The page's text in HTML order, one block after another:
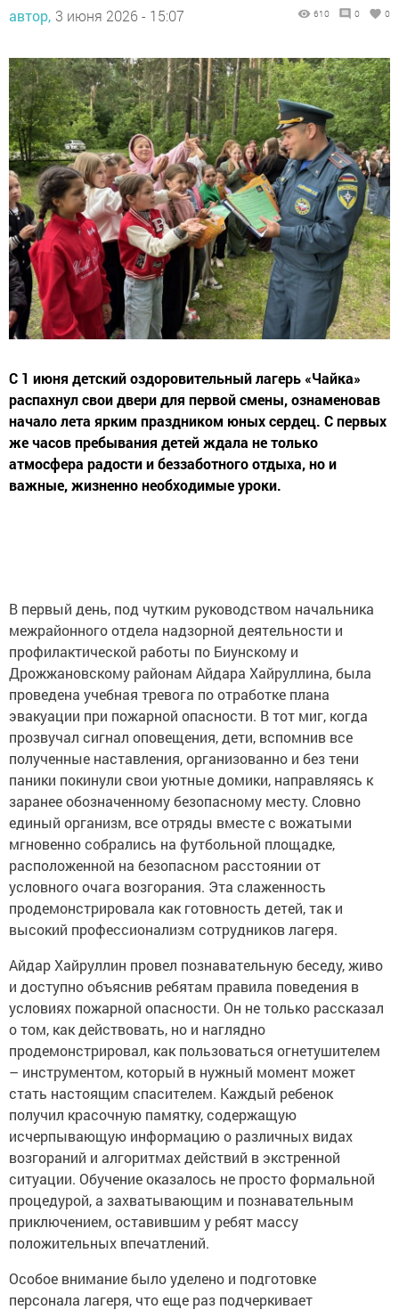
автор, 3 июня 2026 - 15:07 610 0 0
С 1 июня детский оздоровительный лагерь «Чайка»
распахнул свои двери для первой смены, ознаменовав
начало лета ярким праздником юных сердец. С первых
же часов пребывания детей ждала не только
атмосфера радости и беззаботного отдыха, но и
важные, жизненно необходимые уроки.
В первый день, под чутким руководством начальника
межрайонного отдела надзорной деятельности и
профилактической работы по Биунскому и
Дрожжановскому районам Айдара Хайруллина, была
проведена учебная тревога по отработке плана
эвакуации при пожарной опасности. В тот миг, когда
прозвучал сигнал оповещения, дети, вспомнив все
полученные наставления, организованно и без тени
паники покинули свои уютные домики, направляясь к
заранее обозначенному безопасному месту. Словно
единый организм, все отряды вместе с вожатыми
мгновенно собрались на футбольной площадке,
расположенной на безопасном расстоянии от
условного очага возгорания. Эта слаженность
продемонстрировала как готовность детей, так и
высокий профессионализм сотрудников лагеря.
Айдар Хайруллин провел познавательную беседу, живо
и доступно объяснив ребятам правила поведения в
условиях пожарной опасности. Он не только рассказал
о том, как действовать, но и наглядно
продемонстрировал, как пользоваться огнетушителем
– инструментом, который в нужный момент может
стать настоящим спасителем. Каждый ребенок
получил красочную памятку, содержащую
исчерпывающую информацию о различных видах
возгораний и алгоритмах действий в экстренной
ситуации. Обучение оказалось не просто формальной
процедурой, а захватывающим и познавательным
приключением, оставившим у ребят массу
положительных впечатлений.
Особое внимание было уделено и подготовке
персонала лагеря, что еще раз подчеркивает